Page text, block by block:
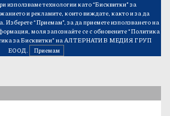
използваме технологии като “Бисквитки” за
и рекламите, които виждате, както и за да
Изберете “Приемам”, за да приемете използването на
моля запознайте се с обновените“Политика
за Бисквитки”на АЛТЕРНАТИВ МЕДИЯ ГРУП
ЕООД.
Приемам